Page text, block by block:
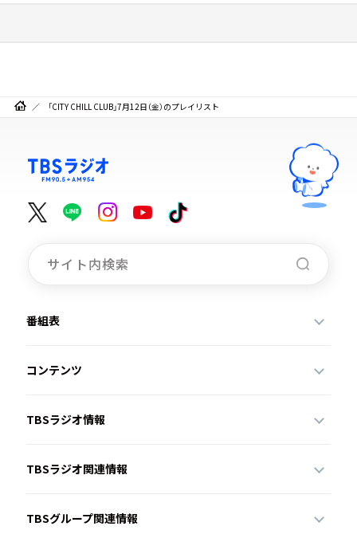
「CITY CHILL CLUB」7月12日（金）のプレイリスト
番組表
コンテンツ
TBSラジオ情報
TBSラジオ関連情報
TBSグループ関連情報